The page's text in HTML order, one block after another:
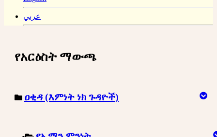
عربي
የአርዕስት ማውጫ
ዐቂዳ (እምነት ነክ ጉዳዮች)